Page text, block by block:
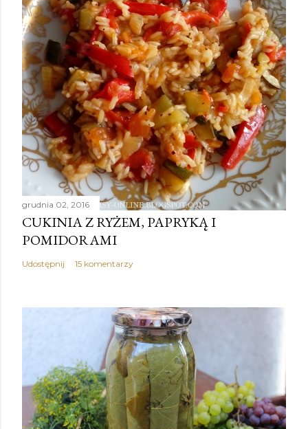
grudnia 02, 2016
CUKINIA Z RYŻEM, PAPRYKĄ I
POMIDORAMI
Udostępnij 15 komentarzy